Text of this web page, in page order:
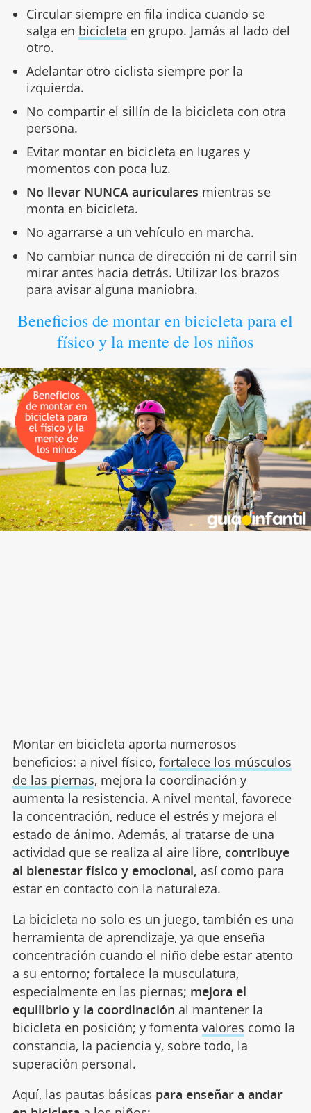
Circular siempre en fila indica cuando se
salga en bicicleta en grupo. Jamás al lado del
otro.
Adelantar otro ciclista siempre por la
izquierda.
No compartir el sillín de la bicicleta con otra
persona.
Evitar montar en bicicleta en lugares y
momentos con poca luz.
No llevar NUNCA auriculares mientras se
monta en bicicleta.
No agarrarse a un vehículo en marcha.
No cambiar nunca de dirección ni de carril sin
mirar antes hacia detrás. Utilizar los brazos
para avisar alguna maniobra.
Beneficios de montar en bicicleta para el
físico y la mente de los niños
Montar en bicicleta aporta numerosos
beneficios: a nivel físico, fortalece los músculos
de las piernas, mejora la coordinación y
aumenta la resistencia. A nivel mental, favorece
la concentración, reduce el estrés y mejora el
estado de ánimo. Además, al tratarse de una
actividad que se realiza al aire libre, contribuye
al bienestar físico y emocional, así como para
estar en contacto con la naturaleza.
La bicicleta no solo es un juego, también es una
herramienta de aprendizaje, ya que enseña
concentración cuando el niño debe estar atento
a su entorno; fortalece la musculatura,
especialmente en las piernas; mejora el
equilibrio y la coordinación al mantener la
bicicleta en posición; y fomenta valores como la
constancia, la paciencia y, sobre todo, la
superación personal.
Aquí, las pautas básicas para enseñar a andar